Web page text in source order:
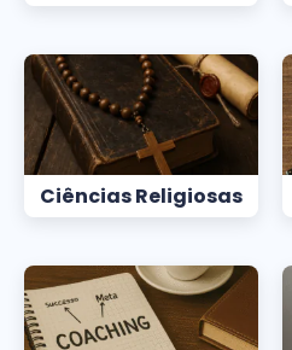
Ciências Religiosas